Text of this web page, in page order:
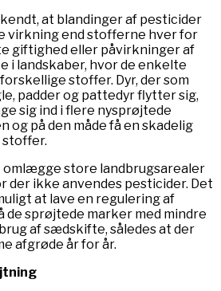
at blandinger af pesticider
virkning end stofferne hver for
giftighed eller påvirkninger af
i landskaber, hvor de enkelte
stoffer. Dyr, der som
padder og pattedyr flytter sig,
sig ind i flere nysprøjtede
og på den måde få en skadelig
stoffer.
store landbrugsarealer
der ikke anvendes pesticider. Det
at lave en regulering af
de sprøjtede marker med mindre
af sædskifte, således at der
afgrøde år for år.